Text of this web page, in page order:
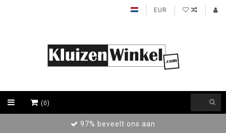
EUR
(0)
97% beveelt ons aan